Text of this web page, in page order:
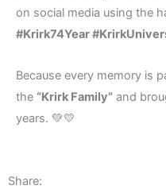
on social media using the
#Krirk74Year
Because every memory is
the “Krirk Family” and
years. 💚💛
Share: